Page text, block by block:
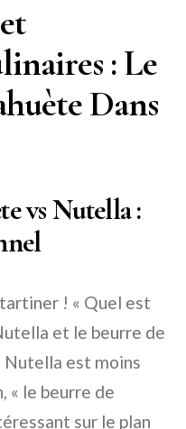
: Le
Dans
vs Nutella :
! « Quel est
et le beurre de
Nutella est moins
« le beurre de
sur le plan